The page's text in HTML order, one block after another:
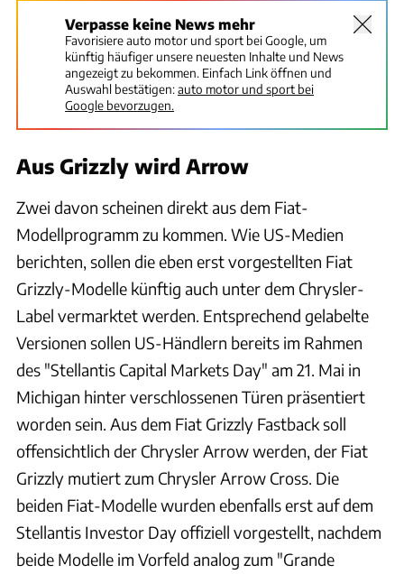
Verpasse keine News mehr
Favorisiere auto motor und sport bei Google, um
künftig häufiger unsere neuesten Inhalte und News
angezeigt zu bekommen. Einfach Link öffnen und
Auswahl bestätigen:auto motor und sport bei
Google bevorzugen.
Aus Grizzly wird Arrow
Zwei davon scheinen direkt aus dem Fiat-
Modellprogramm zu kommen. Wie US-Medien
berichten, sollen die eben erst vorgestellten Fiat
Grizzly-Modelle künftig auch unter dem Chrysler-
Label vermarktet werden. Entsprechend gelabelte
Versionen sollen US-Händlern bereits im Rahmen
des "Stellantis Capital Markets Day" am 21. Mai in
Michigan hinter verschlossenen Türen präsentiert
worden sein. Aus dem Fiat Grizzly Fastback soll
offensichtlich der Chrysler Arrow werden, der Fiat
Grizzly mutiert zum Chrysler Arrow Cross. Die
beiden Fiat-Modelle wurden ebenfalls erst auf dem
Stellantis Investor Day offiziell vorgestellt, nachdem
beide Modelle im Vorfeld analog zum "Grande